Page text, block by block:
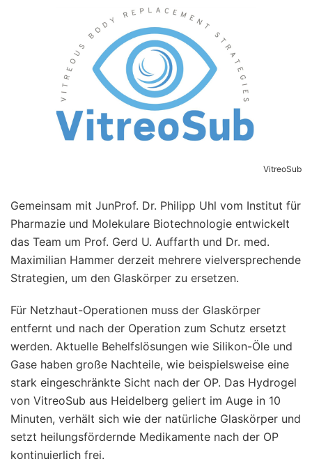
VitreoSub
Gemeinsam mit JunProf. Dr. Philipp Uhl vom Institut für
Pharmazie und Molekulare Biotechnologie entwickelt
das Team um Prof. Gerd U. Auffarth und Dr. med.
Maximilian Hammer derzeit mehrere vielversprechende
Strategien, um den Glaskörper zu ersetzen.
Für Netzhaut-Operationen muss der Glaskörper
entfernt und nach der Operation zum Schutz ersetzt
werden. Aktuelle Behelfslösungen wie Silikon-Öle und
Gase haben große Nachteile, wie beispielsweise eine
stark eingeschränkte Sicht nach der OP. Das Hydrogel
von VitreoSub aus Heidelberg geliert im Auge in 10
Minuten, verhält sich wie der natürliche Glaskörper und
setzt heilungsfördernde Medikamente nach der OP
kontinuierlich frei.